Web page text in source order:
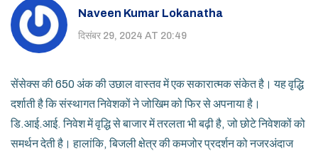
Naveen Kumar Lokanatha
दिसंबर 29, 2024 AT 20:49
सेंसेक्स की 650 अंक की उछाल वास्तव में एक सकारात्मक संकेत है। यह वृद्धि
दर्शाती है कि संस्थागत निवेशकों ने जोखिम को फिर से अपनाया है।
डि.आई.आई. निवेश में वृद्धि से बाजार में तरलता भी बढ़ी है, जो छोटे निवेशकों को
समर्थन देती है। हालांकि, बिजली क्षेत्र की कमजोर प्रदर्शन को नजरअंदाज